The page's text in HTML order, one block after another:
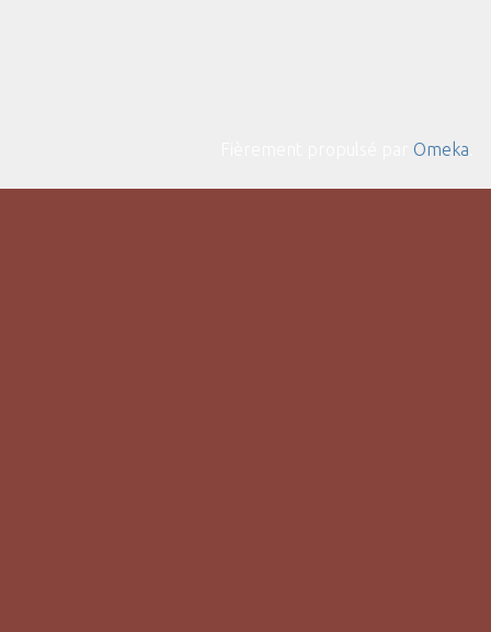
Omeka